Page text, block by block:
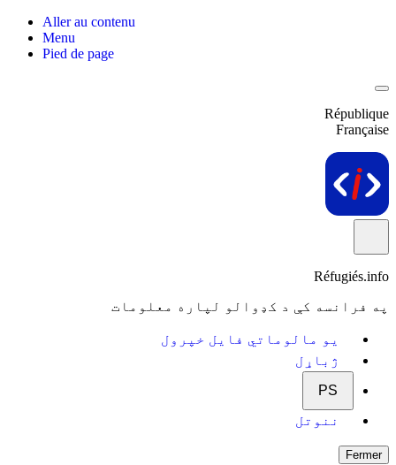
Aller au contenu
Menu
Pied de page
République
Française
Réfugiés.info
په فرانسه کې د کډوالو لپاره معلومات
یو مالوماتي فایل خپرول
ژباړل
PS
ننوتل
Fermer